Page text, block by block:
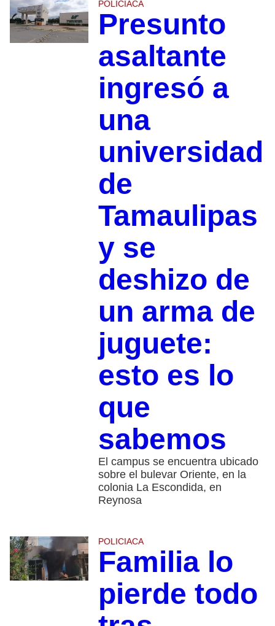
POLICIACA
Presunto
asaltante
ingresó a
una
universidad
de
Tamaulipas
y se
deshizo de
un arma de
juguete:
esto es lo
que
sabemos
El campus se encuentra ubicado
sobre el bulevar Oriente, en la
colonia La Escondida, en
Reynosa
POLICIACA
Familia lo
pierde todo